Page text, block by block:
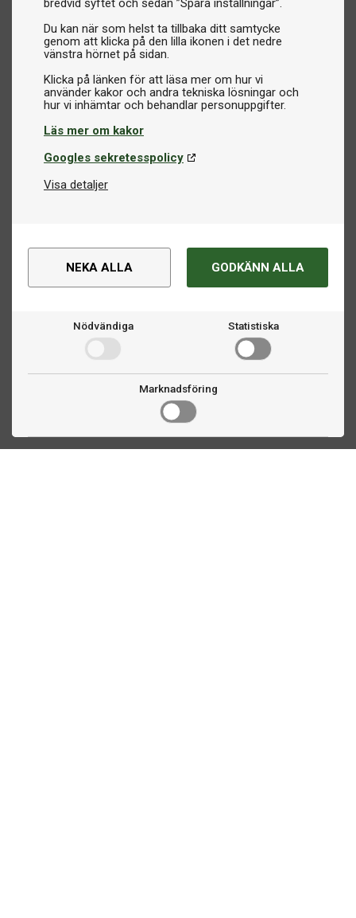
bredvid syftet och sedan ”Spara inställningar”.
Du kan när som helst ta tillbaka ditt samtycke
genom att klicka på den lilla ikonen i det nedre
vänstra hörnet på sidan.
Klicka på länken för att läsa mer om hur vi
använder kakor och andra tekniska lösningar och
Läs mer om kakor
Googles sekretesspolicy
Visa detaljer
NEKA ALLA GODKÄNN ALLA
Nödvändiga Statistiska
Marknadsföring